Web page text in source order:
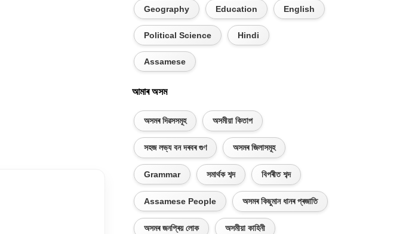
Geography Education English
Political Science Hindi
Assamese
আমাৰ অসম
অসমৰ দিৱসসমূহ অসমীয়া কিতাপ
সহজ লভ্য বন দৰবৰ গুণ অসমৰ জিলাসমূহ
Grammar সমাৰ্থক শব্দ বিপৰীত শব্দ
Assamese People অসমৰ কিছুমান ধানৰ প্ৰজাতি
অসমৰ জনপ্ৰিয় লোক অসমীয়া কাহিনী